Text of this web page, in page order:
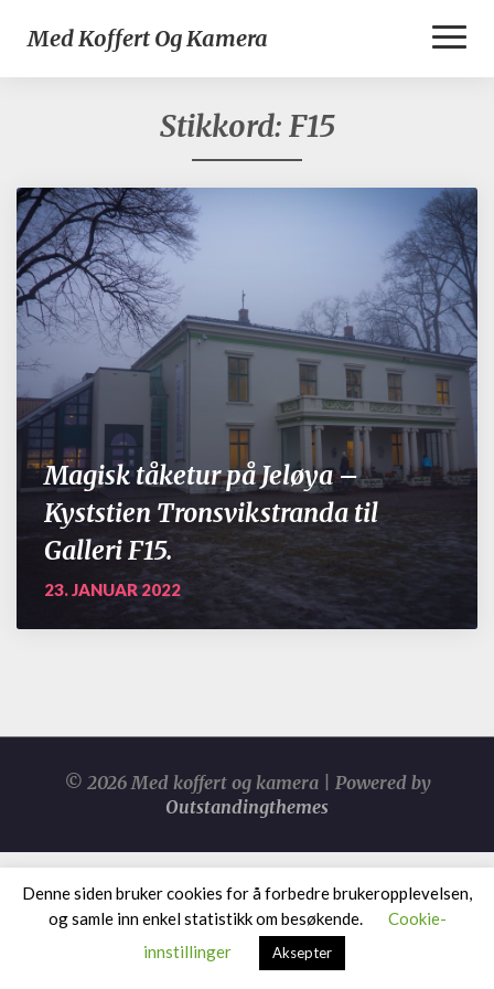
Med Koffert Og Kamera
Stikkord: F15
Magisk tåketur på Jeløya –
Kyststien Tronsvikstranda til
Galleri F15.
23. JANUAR 2022
© 2026 Med koffert og kamera | Powered by
Outstandingthemes
Denne siden bruker cookies for å forbedre brukeropplevelsen,
og samle inn enkel statistikk om besøkende.
Cookie-
innstillinger
Aksepter